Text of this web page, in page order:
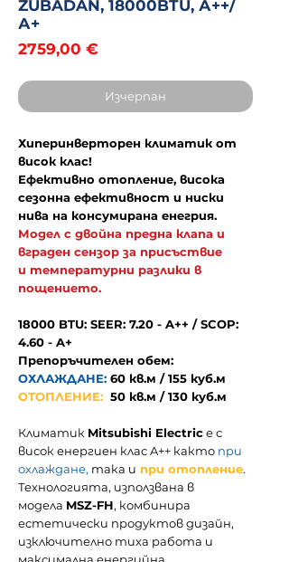
ZUBADAN, 18000BTU, А++/
А+
2759,00 €Цена
Изчерпан
Хиперинверторен климатик от
висок клас!
Ефективно отопление, висока
сезонна ефективност и ниски
нива на консумирана енегрия.
Модел с двойна предна клапа и
вграден сензор за присъствие
и температурни разлики в
пощението.
18000 BTU: SEER: 7.20 - A++ / SCOP:
4.60 - A+
Препоръчителен обем:
ОХЛАЖДАНЕ: 60 кв.м / 155 куб.м
ОТОПЛЕНИЕ: 50 кв.м / 130 куб.м
Климатик Mitsubishi Electricе с
висок енергиен клас A++ както при
охлаждане, така и при отопление.
Технологията, използвана в
модела MSZ-FH, комбинира
естетически продуктов дизайн,
изключително тиха работа и